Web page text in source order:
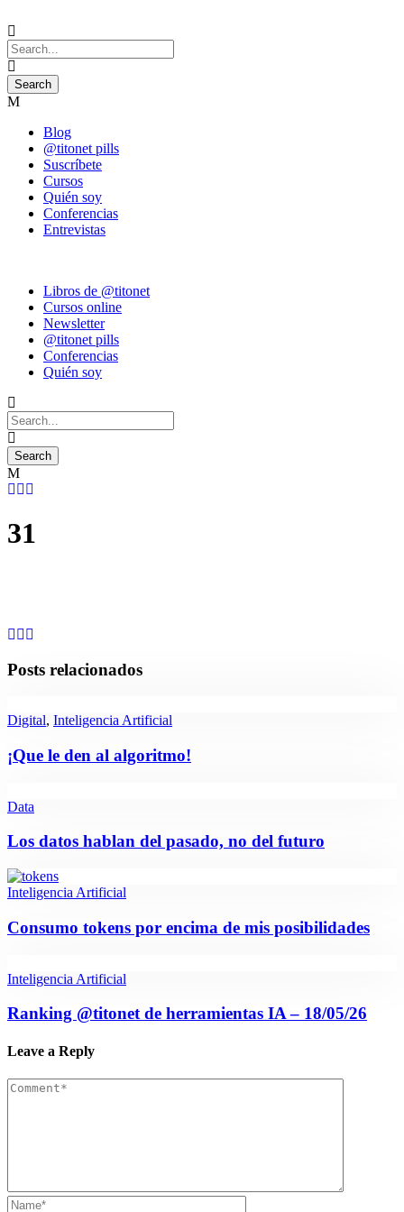
Blog
@titonet pills
Suscríbete
Cursos
Quién soy
Conferencias
Entrevistas
Libros de @titonet
Cursos online
Newsletter
@titonet pills
Conferencias
Quién soy
31
Posts relacionados
Digital, Inteligencia Artificial
¡Que le den al algoritmo!
Data
Los datos hablan del pasado, no del futuro
Inteligencia Artificial
Consumo tokens por encima de mis posibilidades
Inteligencia Artificial
Ranking @titonet de herramientas IA – 18/05/26
Leave a Reply